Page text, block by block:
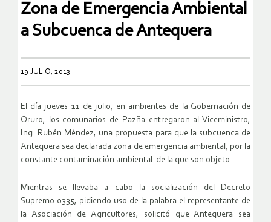
Zona de Emergencia Ambiental
a Subcuenca de Antequera
19 JULIO, 2013
El día jueves 11 de julio, en ambientes de la Gobernación de
Oruro, los comunarios de Pazña entregaron al Viceministro,
Ing. Rubén Méndez, una propuesta para que la subcuenca de
Antequera sea declarada zona de emergencia ambiental, por la
constante contaminación ambiental de la que son objeto.
Mientras se llevaba a cabo la socialización del Decreto
Supremo 0335, pidiendo uso de la palabra el representante de
la Asociación de Agricultores, solicitó que Antequera sea